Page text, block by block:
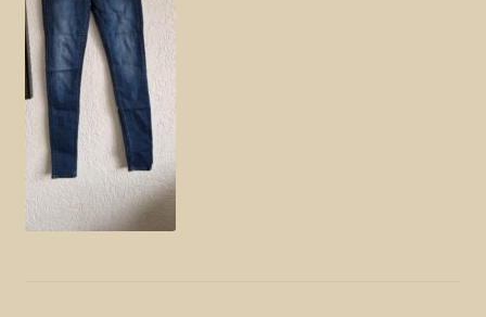
Linkjes
Contact en nieuwsbrief